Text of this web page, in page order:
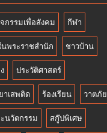
กรรมเพื่อสังคม กีฬา
นพระราชสำนัก ชาวบ้าน
ประวัติศาสตร์
ยาเสพติด ร้องเรียน วาตภัย
นวัตกรรม สกู๊ปพิเศษ